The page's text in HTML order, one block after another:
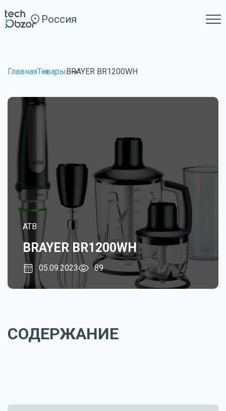
Россия
ГлавнаяТоварыBRAYER BR1200WH
ATB
BRAYER BR1200WH
05.09.2023 89
СОДЕРЖАНИЕ